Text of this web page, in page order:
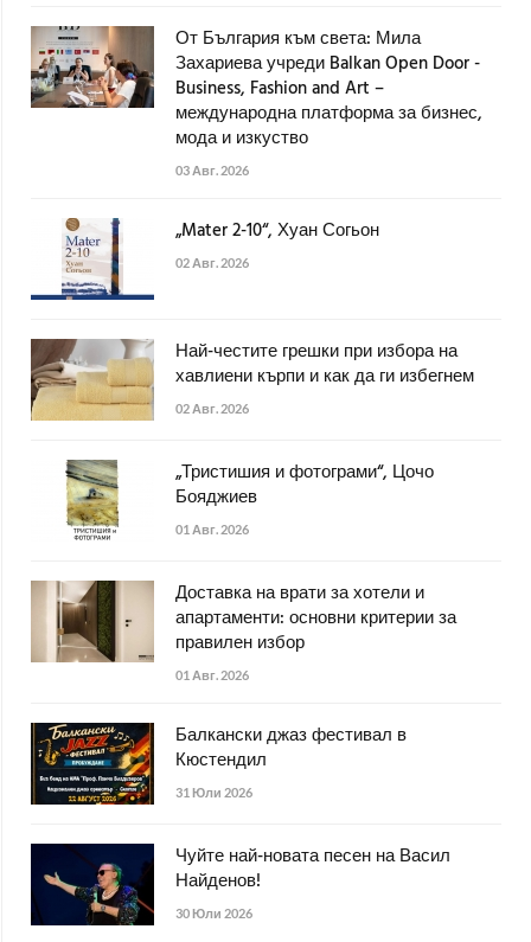
От България към света: Мила
Захариева учреди Balkan Open Door -
Business, Fashion and Art –
международна платформа за бизнес,
мода и изкуство
03 Авг. 2026
„Mater 2-10“, Хуан Согьон
02 Авг. 2026
Най-честите грешки при избора на
хавлиени кърпи и как да ги избегнем
02 Авг. 2026
„Тристишия и фотограми“, Цочо
Бояджиев
01 Авг. 2026
Доставка на врати за хотели и
апартаменти: основни критерии за
правилен избор
01 Авг. 2026
Балкански джаз фестивал в
Кюстендил
31 Юли 2026
Чуйте най-новата песен на Васил
Найденов!
30 Юли 2026